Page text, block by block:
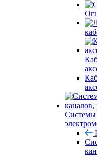
Системы